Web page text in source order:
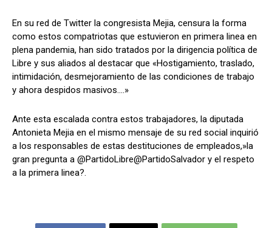
En su red de Twitter la congresista Mejia, censura la forma
como estos compatriotas que estuvieron en primera linea en
plena pandemia, han sido tratados por la dirigencia política de
Libre y sus aliados al destacar que «Hostigamiento, traslado,
intimidación, desmejoramiento de las condiciones de trabajo
y ahora despidos masivos….»
Ante esta escalada contra estos trabajadores, la diputada
Antonieta Mejia en el mismo mensaje de su red social inquirió
a los responsables de estas destituciones de empleados,»la
gran pregunta a @PartidoLibre@PartidoSalvador y el respeto
a la primera linea?.